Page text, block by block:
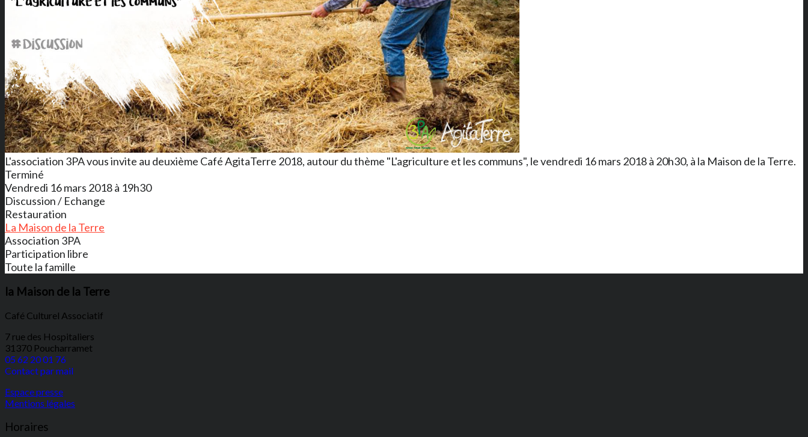
L'association 3PA vous invite au deuxième Café AgitaTerre 2018, autour du thème "L'agriculture et les communs", le vendredi 16 mars 2018 à 20h30, à la Maison de la Terre.
Terminé
Vendredi 16 mars 2018 à 19h30
Discussion / Echange
Restauration
La Maison de la Terre
Association 3PA
Participation libre
Toute la famille
la Maison de la Terre
Café Culturel Associatif
7 rue des Hospitaliers
31370 Poucharramet
05 62 20 01 76
Contact par mail
Espace presse
Mentions légales
Horaires